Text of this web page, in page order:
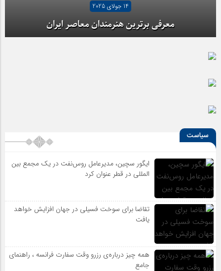
14 جولای 2025
معرفی برترین هنرمندان معاصر ایران
سیاست
ایگور سچین، مدیرعامل روس‌نفت در یک مجمع بین
المللی در قطر عنوان کرد
تقاضا برای سوخت فسیلی در جهان افزایش خواهد
یافت
همه چیز درباره‌ی رزرو وقت سفارت فرانسه ، راهنمای
جامع